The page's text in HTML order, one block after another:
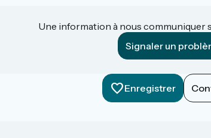
Une information à nous communiquer
Signaler un
Enregistrer